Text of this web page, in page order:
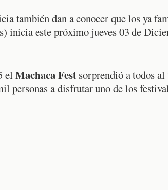
también dan a conocer que los ya
inicia este próximo jueves 03 de
el Machaca Fest sorprendió a todos
personas a disfrutar uno de los